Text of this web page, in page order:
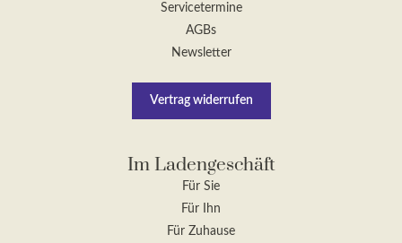
Servicetermine
AGBs
Newsletter
Vertrag widerrufen
Im Ladengeschäft
Für Sie
Für Ihn
Für Zuhause